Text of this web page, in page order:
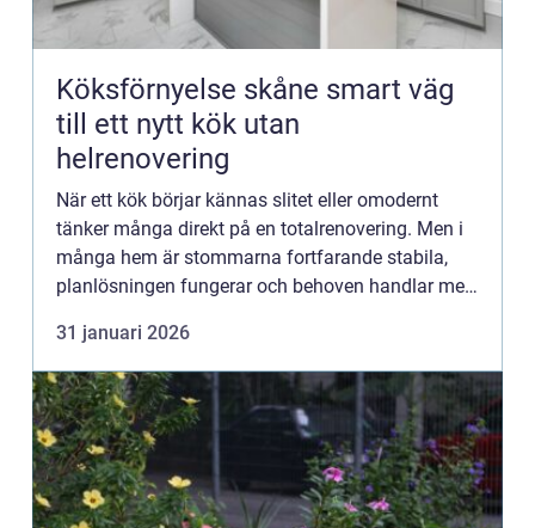
Köksförnyelse skåne smart väg
till ett nytt kök utan
helrenovering
När ett kök börjar kännas slitet eller omodernt
tänker många direkt på en totalrenovering. Men i
många hem är stommarna fortfarande stabila,
planlösningen fungerar och behoven handlar mer
köksförnyelse vara...
31 januari 2026